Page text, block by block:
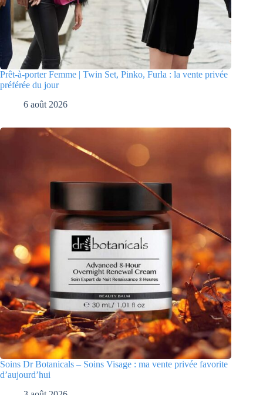
Prêt-à-porter Femme | Twin Set, Pinko, Furla : la vente privée
préférée du jour
6 août 2026
Soins Dr Botanicals – Soins Visage : ma vente privée favorite
d’aujourd’hui